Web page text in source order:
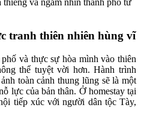
tranh thiên nhiên hùng vĩ
và thực sự hòa mình vào thiên
thể tuyệt vời hơn. Hành trình
toàn cảnh thung lũng sẽ là một
lực của bản thân. Ở homestay tại
tiếp xúc với người dân tộc Tày,